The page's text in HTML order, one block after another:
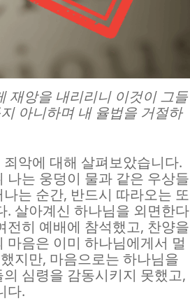
재앙을 내리리니 이것이 그들
아니하며 내 율법을 거절하
악에 대해 살펴보았습니다.
나는 웅덩이 물과 같은 우상들
는 순간, 반드시 따라오는 또
. 살아계신 하나님을 외면한다
히 예배에 참석했고, 찬양을
음은 이미 하나님에게서 멀
지만, 마음으로는 하나님을
심령을 감동시키지 못했고,
다.